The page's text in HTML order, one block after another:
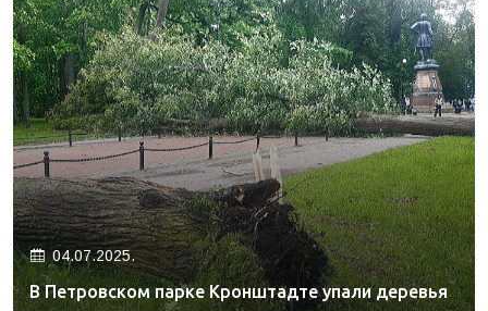
04.07.2025.
В Петровском парке Кронштадте упали деревья